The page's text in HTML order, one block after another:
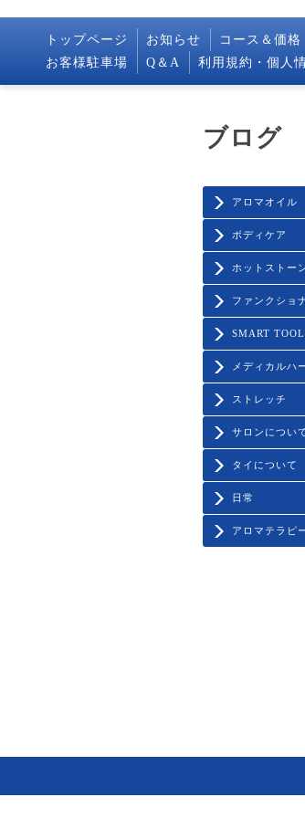
トップページ お知らせ コース＆価格
お客様駐車場
Q＆A 利用規約・個人
アロマオイル
ボディケア
ホットストー
ファンクショ
SMART
メディカルハ
ストレッチ
サロンについ
タイについて
日常
アロマテラピ
ブログ